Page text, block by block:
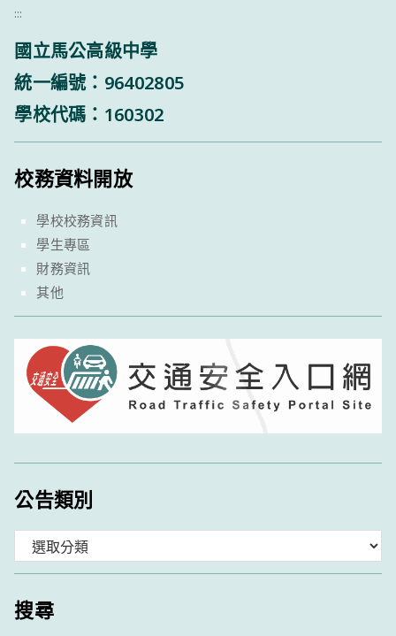
:::
國立馬公高級中學
統一編號：96402805
學校代碼：160302
校務資料開放
學校校務資訊
學生專區
財務資訊
其他
公告類別
類
搜尋